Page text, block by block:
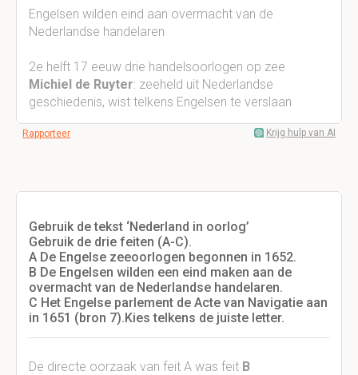
Engelsen wilden eind aan overmacht van de
Nederlandse handelaren
2e helft 17 eeuw drie handelsoorlogen op zee
Michiel de Ruyter: zeeheld uit Nederlandse
geschiedenis, wist telkens Engelsen te verslaan
Rapporteer Krijg hulp van AI
Gebruik de tekst ‘Nederland in oorlog’
Gebruik de drie feiten (A-C).
A De Engelse zeeoorlogen begonnen in 1652.
B De Engelsen wilden een eind maken aan de
overmacht van de Nederlandse handelaren.
C Het Engelse parlement de Acte van Navigatie aan
in 1651 (bron 7).Kies telkens de juiste letter.
De directe oorzaak van feit A was feit B